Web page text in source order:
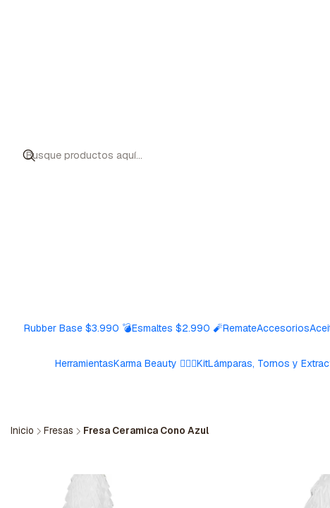
Rubber Base $3.990 💣Esmaltes $2.990 🧨RemateAccesorios
HerramientasKarma Beauty 🧘🏼‍♀️KitLámparas, Tornos y
Inicio Fresas Fresa Ceramica Cono Azul